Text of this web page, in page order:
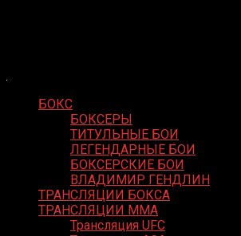
БОКС
БОКСЕРЫ
ТИТУЛЬНЫЕ БОИ
ЛЕГЕНДАРНЫЕ БОИ
БОКСЕРСКИЕ БОИ
ВЛАДИМИР ГЕНДЛИН
ТРАНСЛЯЦИИ БОКСА
ТРАНСЛЯЦИИ MMA
Трансляция UFC